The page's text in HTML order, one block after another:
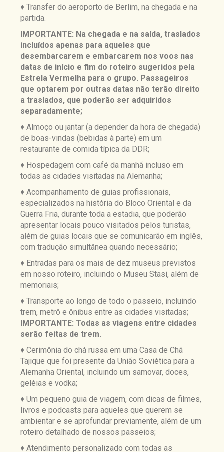
♦ Transfer do aeroporto de Berlim, na chegada e na
partida.
IMPORTANTE: Na chegada e na saída, traslados
incluídos apenas para aqueles que
desembarcarem e embarcarem nos voos nas
datas de início e fim do roteiro sugeridos pela
Estrela Vermelha para o grupo. Passageiros
que optarem por outras datas não terão direito
a traslados, que poderão ser adquiridos
separadamente;
♦ Almoço ou jantar (a depender da hora de chegada)
de boas-vindas (bebidas à parte) em um
restaurante de comida típica da DDR;
♦ Hospedagem com café da manhã incluso em
todas as cidades visitadas na Alemanha;
♦ Acompanhamento de guias profissionais,
especializados na história do Bloco Oriental e da
Guerra Fria, durante toda a estadia, que poderão
apresentar locais pouco visitados pelos turistas,
além de guias locais que se comunicarão em inglês,
com tradução simultânea quando necessário;
♦ Entradas para os mais de dez museus previstos
em nosso roteiro, incluindo o Museu Stasi, além de
memoriais;
♦ Transporte ao longo de todo o passeio, incluindo
trem, metrô e ônibus entre as cidades visitadas;
IMPORTANTE: Todas as viagens entre cidades
serão feitas de trem.
♦ Cerimônia do chá russa em uma Casa de Chá
Tajique que foi presente da União Soviética para a
Alemanha Oriental, incluindo um samovar, doces,
geléias e vodka;
♦ Um pequeno guia de viagem, com dicas de filmes,
livros e podcasts para aqueles que querem se
ambientar e se aprofundar previamente, além de um
roteiro detalhado de nossos passeios;
♦ Atendimento personalizado com todas as